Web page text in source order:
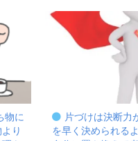
物に
り
片づけは決断力
を早く決められる